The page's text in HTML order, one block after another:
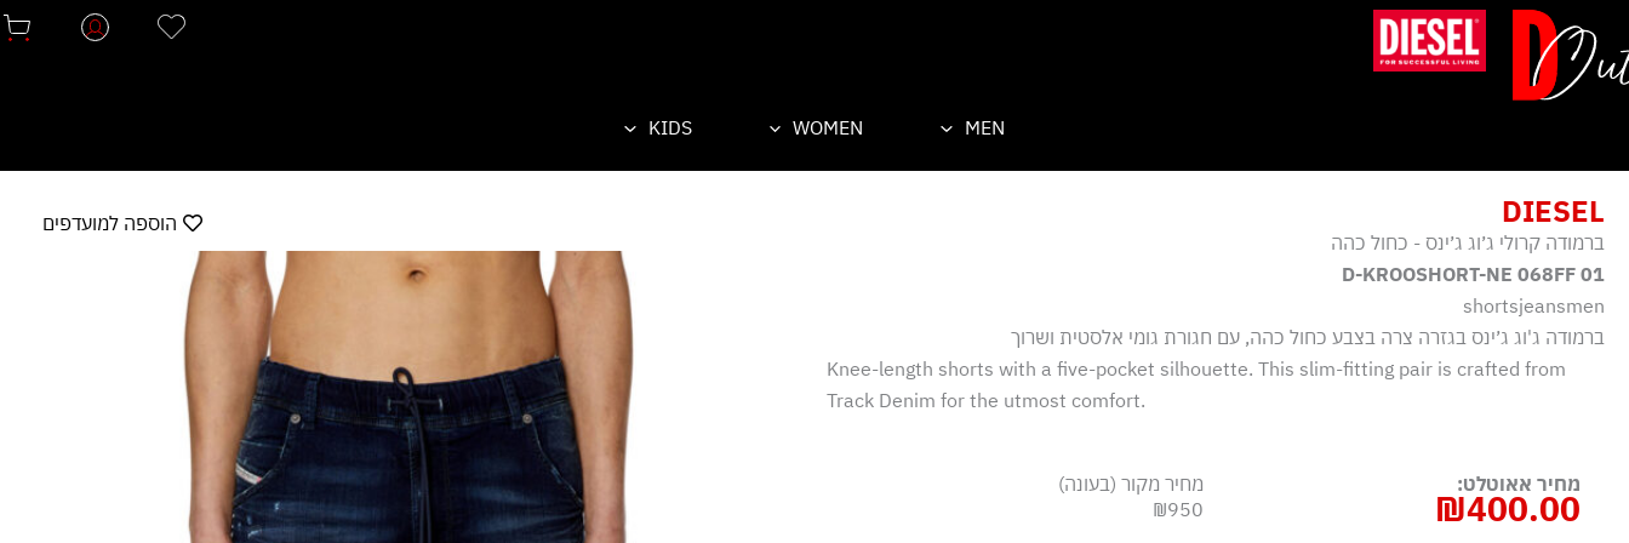
לתוכן
MEN
WOMEN
KIDS
DIESEL
ברמודה קרולי ג׳וג ג׳ינס - כחול כהה
D-KROOSHORT-NE 068FF 01
shortsjeansmen
ברמודה ג'וג ג׳ינס בגזרה צרה בצבע כחול כהה, עם חגורת גומי אלסטית ושרוך
Knee-length shorts with a five-pocket silhouette. This slim-fitting pair is crafted from
Track Denim for the utmost comfort.
מחיר אאוטלט:
₪400.00
מחיר מקור (בעונה)
₪950
הוספה למועדפים